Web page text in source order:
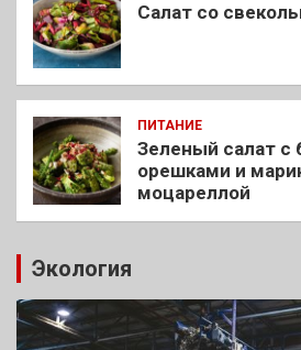
Салат со
ПИТАНИЕ
Зеленый салат с
орешками и
моцареллой
Экология